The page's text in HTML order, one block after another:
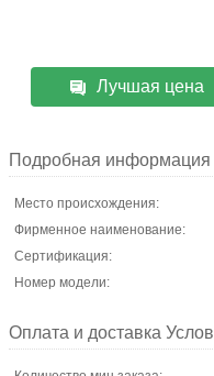
Лучшая цена
Подробная информация
Место происхождения:
Фирменное наименование:
Сертификация:
Номер модели:
Оплата и доставка